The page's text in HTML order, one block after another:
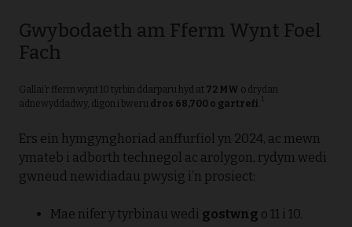
Gwybodaeth am Fferm Wynt Foel
Fach
Gallai’r fferm wynt 10 tyrbin ddarparu hyd at 72 MW o drydan
adnewyddadwy, digon i bweru dros 68,700 o gartrefi
Ers ein hymgynghoriad anffurfiol yn 2024, ac mewn
ymateb i adborth technegol ac arolygon, rydym wedi
gwneud newidiadau pwysig i’n prosiect:
Mae nifer y tyrbinau wedi gostwng o 11 i 10.